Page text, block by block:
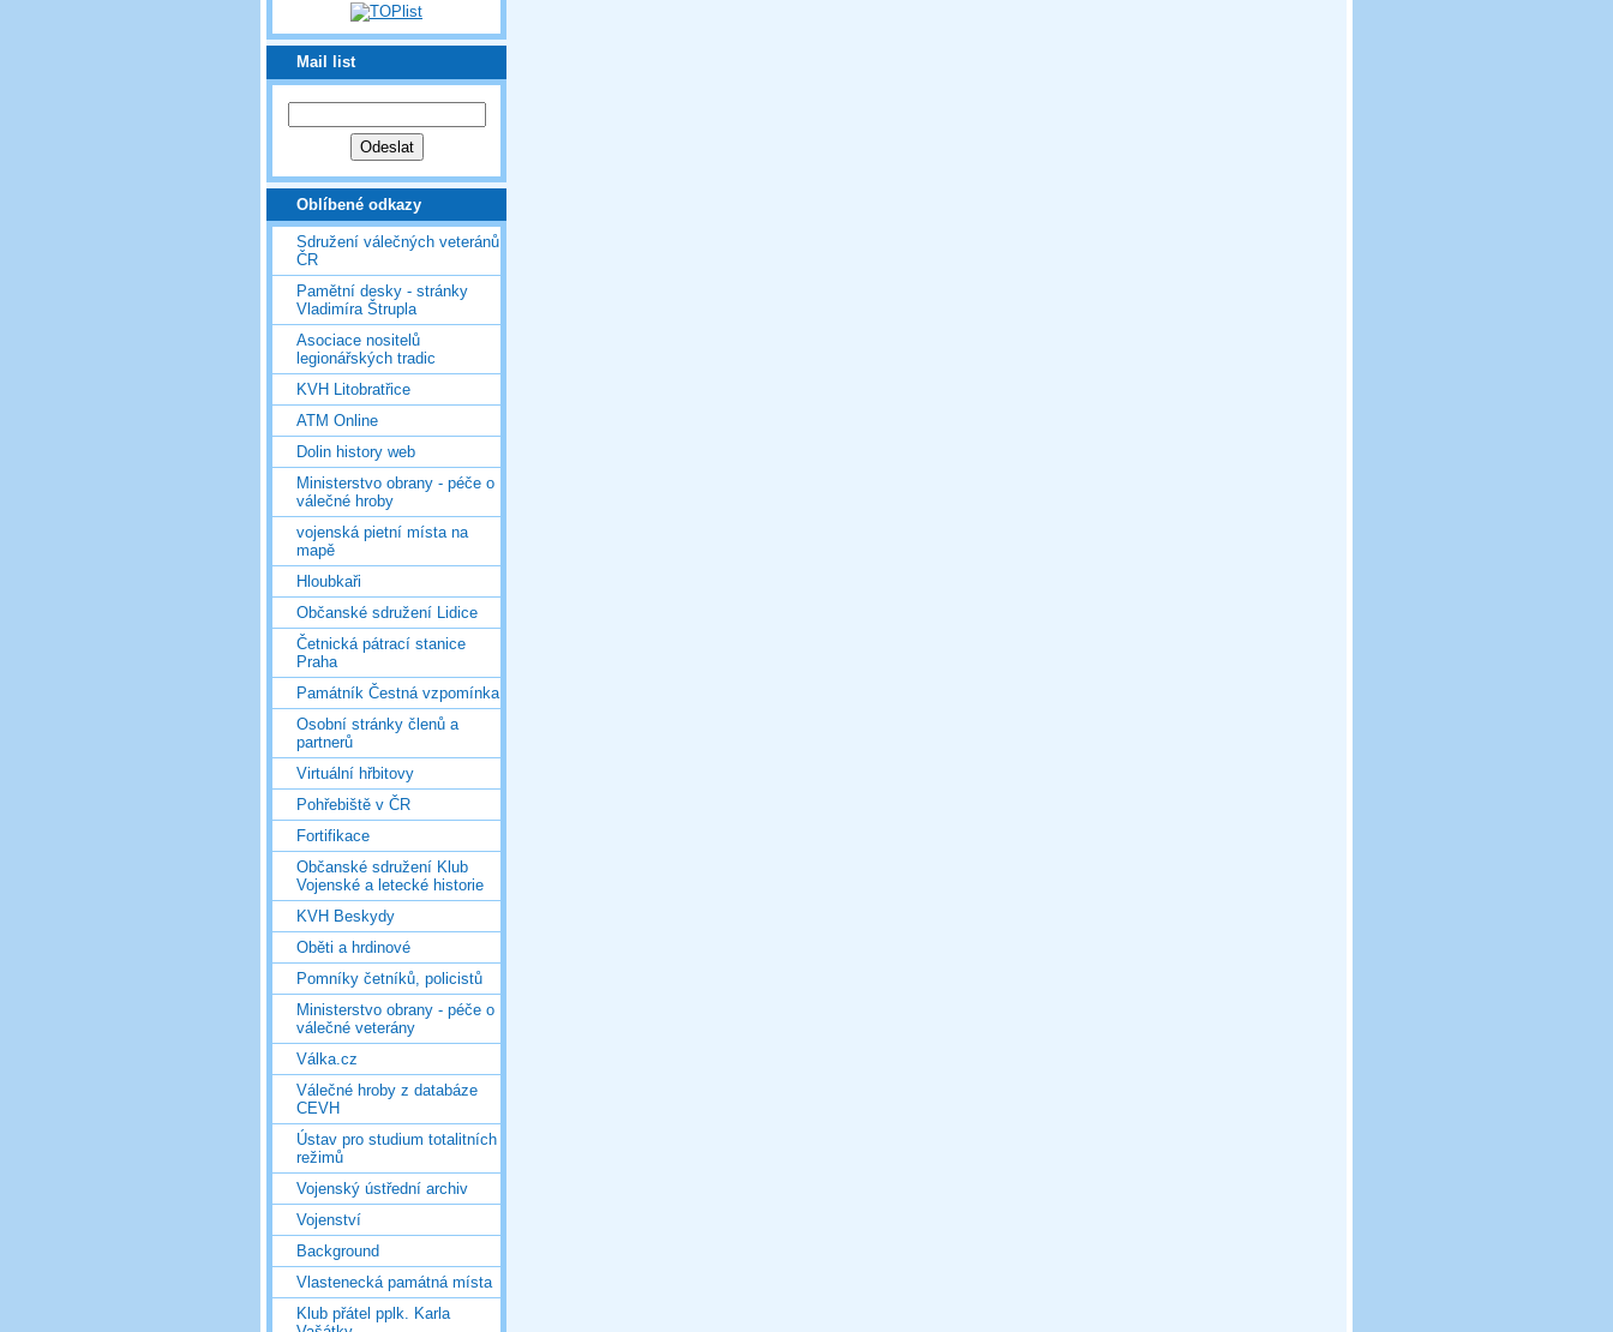
Mail list
Oblíbené odkazy
Sdružení válečných veteránů
ČR
Pamětní desky - stránky
Vladimíra Štrupla
Asociace nositelů
legionářských tradic
KVH Litobratřice
ATM Online
Dolin history web
Ministerstvo obrany - péče o
válečné hroby
vojenská pietní místa na
mapě
Hloubkaři
Občanské sdružení Lidice
Četnická pátrací stanice
Praha
Památník Čestná vzpomínka
Osobní stránky členů a
partnerů
Virtuální hřbitovy
Pohřebiště v ČR
Fortifikace
Občanské sdružení Klub
Vojenské a letecké historie
KVH Beskydy
Oběti a hrdinové
Pomníky četníků, policistů
Ministerstvo obrany - péče o
válečné veterány
Válka.cz
Válečné hroby z databáze
CEVH
Ústav pro studium totalitních
režimů
Vojenský ústřední archiv
Vojenství
Background
Vlastenecká památná místa
Klub přátel pplk. Karla